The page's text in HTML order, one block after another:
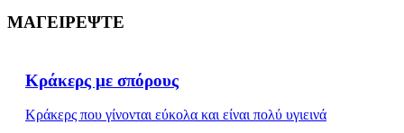
ΜΑΓΕΙΡΕΨΤΕ
Κράκερς με σπόρους
Κράκερς που γίνονται εύκολα και είναι πολύ υγιεινά